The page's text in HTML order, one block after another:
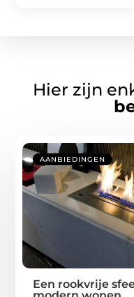
Hier zijn
AANBIEDINGEN
Een rookvrije